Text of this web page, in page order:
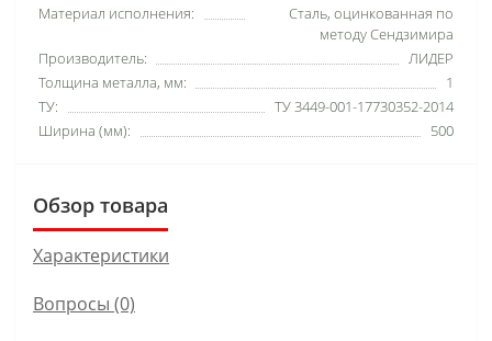
Материал исполнения:
Сталь, оцинкованная по
методу Сендзимира
Производитель:
ЛИДЕР
Толщина металла, мм:
1
ТУ:
ТУ 3449-001-17730352-2014
Ширина (мм):
500
Обзор товара
Характеристики
Вопросы (0)